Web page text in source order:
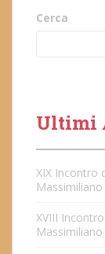
Cerca
Ultimi
XIX Incontro
Massimiliano
XVIII
Massimiliano